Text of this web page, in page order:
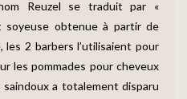
Reuzel se traduit par «
soyeuse obtenue à partir de
les 2 barbers l’utilisaient pour
les pommades pour cheveux
saindoux a totalement disparu